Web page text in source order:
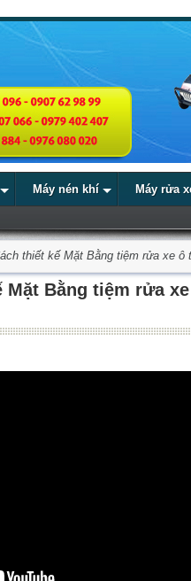
Máy nén khí Máy rửa
thiết kế Mặt Bằng tiệm rửa xe ô
Mặt Bằng tiệm rửa